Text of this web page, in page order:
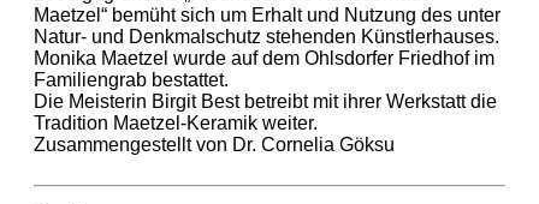
Maetzel“ bemüht sich um Erhalt und Nutzung des unter
Natur- und Denkmalschutz stehenden Künstlerhauses.
Monika Maetzel wurde auf dem Ohlsdorfer Friedhof im
Familiengrab bestattet.
Die Meisterin Birgit Best betreibt mit ihrer Werkstatt die
Tradition Maetzel-Keramik weiter.
Zusammengestellt von Dr. Cornelia Göksu